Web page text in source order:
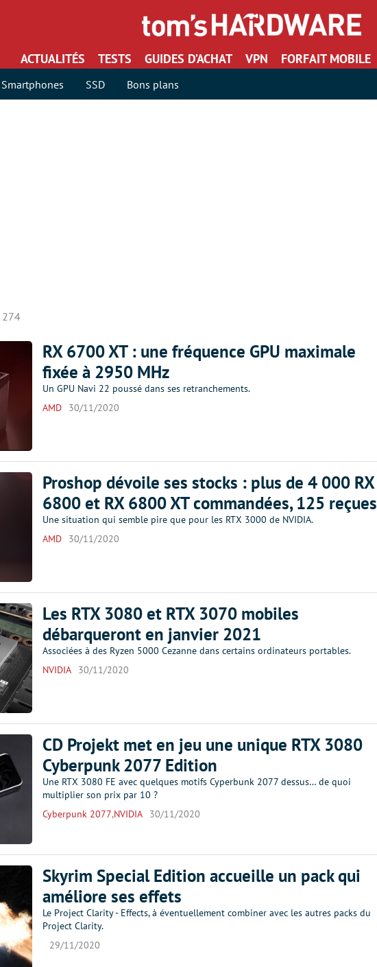
ACTUALITÉS TESTS GUIDES D’ACHAT VPN FORFAIT MOBILE
Smartphones SSD Bons plans
274
RX 6700 XT : une fréquence GPU maximale
fixée à 2950 MHz
Un GPU Navi 22 poussé dans ses retranchements.
AMD
30/11/2020
Proshop dévoile ses stocks : plus de 4 000 RX
6800 et RX 6800 XT commandées, 125 reçues
Une situation qui semble pire que pour les RTX 3000 de NVIDIA.
AMD
30/11/2020
Les RTX 3080 et RTX 3070 mobiles
débarqueront en janvier 2021
Associées à des Ryzen 5000 Cezanne dans certains ordinateurs portables.
NVIDIA
30/11/2020
CD Projekt met en jeu une unique RTX 3080
Cyberpunk 2077 Edition
Une RTX 3080 FE avec quelques motifs Cyperbunk 2077 dessus… de quoi
multiplier son prix par 10 ?
Cyberpunk 2077,NVIDIA 30/11/2020
Skyrim Special Edition accueille un pack qui
améliore ses effets
Le Project Clarity - Effects, à éventuellement combiner avec les autres packs du
Project Clarity.
29/11/2020